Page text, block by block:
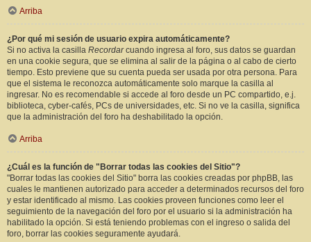
Arriba
¿Por qué mi sesión de usuario expira automáticamente?
Si no activa la casilla Recordarcuando ingresa al foro, sus datos se guardan
en una cookie segura, que se elimina al salir de la página o al cabo de cierto
tiempo. Esto previene que su cuenta pueda ser usada por otra persona. Para
que el sistema le reconozca automáticamente solo marque la casilla al
ingresar. No es recomendable si accede al foro desde un PC compartido, e.j.
biblioteca, cyber-cafés, PCs de universidades, etc. Si no ve la casilla, significa
que la administración del foro ha deshabilitado la opción.
Arriba
¿Cuál es la función de "Borrar todas las cookies del Sitio"?
"Borrar todas las cookies del Sitio" borra las cookies creadas por phpBB, las
cuales le mantienen autorizado para acceder a determinados recursos del foro
y estar identificado al mismo. Las cookies proveen funciones como leer el
seguimiento de la navegación del foro por el usuario si la administración ha
habilitado la opción. Si está teniendo problemas con el ingreso o salida del
foro, borrar las cookies seguramente ayudará.